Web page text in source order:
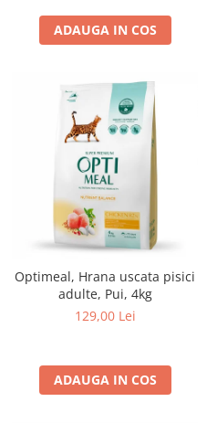
ADAUGA IN COS
Optimeal, Hrana uscata pisici
adulte, Pui, 4kg
129,00 Lei
ADAUGA IN COS